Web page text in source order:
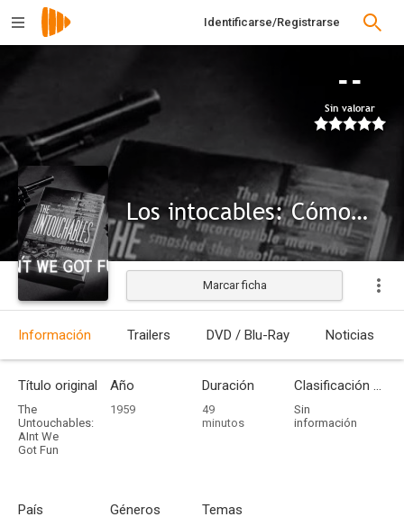
Identificarse/Registrarse
--
Sin valorar
Los intocables: Cómo nos divertimos
Marcar ficha
Información Trailers DVD / Blu-Ray Noticias
Título original
The
Untouchables:
AInt We
Got Fun
Año
1959
Duración
49
minutos
Clasificación por edades
Sin
información
País Géneros Temas